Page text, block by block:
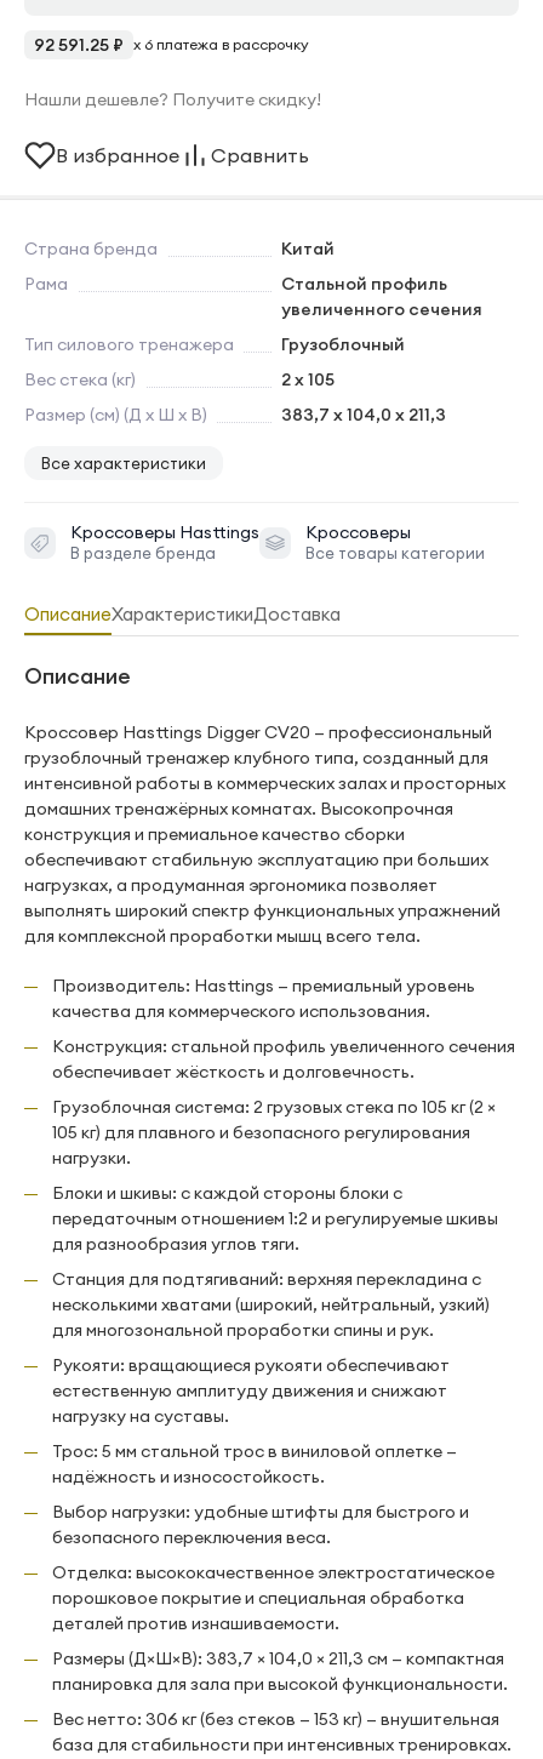
Страна бренда
Китай
Рама
Стальной профиль
увеличенного сечения
Тип силового тренажера
Грузоблочный
Вес стека (кг)
2 x 105
Размер (см) (Д х Ш х В)
383,7 х 104,0 х 211,3
Все характеристики
Кроссоверы Hasttings
В разделе бренда
Кроссоверы
Все товары категории
92 591.25 ₽ x 6 платежа в рассрочку
Нашли дешевле? Получите скидку!
В избранное Сравнить
ОписаниеХарактеристикиДоставка
Описание
Кроссовер Hasttings Digger CV20 — профессиональный
грузоблочный тренажер клубного типа, созданный для
интенсивной работы в коммерческих залах и просторных
домашних тренажёрных комнатах. Высокопрочная
конструкция и премиальное качество сборки
обеспечивают стабильную эксплуатацию при больших
нагрузках, а продуманная эргономика позволяет
выполнять широкий спектр функциональных упражнений
для комплексной проработки мышц всего тела.
Производитель: Hasttings — премиальный уровень
качества для коммерческого использования.
Конструкция: стальной профиль увеличенного сечения
обеспечивает жёсткость и долговечность.
Грузоблочная система: 2 грузовых стека по 105 кг (2 ×
105 кг) для плавного и безопасного регулирования
нагрузки.
Блоки и шкивы: с каждой стороны блоки с
передаточным отношением 1:2 и регулируемые шкивы
для разнообразия углов тяги.
Станция для подтягиваний: верхняя перекладина с
несколькими хватами (широкий, нейтральный, узкий)
для многозональной проработки спины и рук.
Рукояти: вращающиеся рукояти обеспечивают
естественную амплитуду движения и снижают
нагрузку на суставы.
Трос: 5 мм стальной трос в виниловой оплетке —
надёжность и износостойкость.
Выбор нагрузки: удобные штифты для быстрого и
безопасного переключения веса.
Отделка: высококачественное электростатическое
порошковое покрытие и специальная обработка
деталей против изнашиваемости.
Размеры (Д×Ш×В): 383,7 × 104,0 × 211,3 см — компактная
планировка для зала при высокой функциональности.
Вес нетто: 306 кг (без стеков — 153 кг) — внушительная
база для стабильности при интенсивных тренировках.